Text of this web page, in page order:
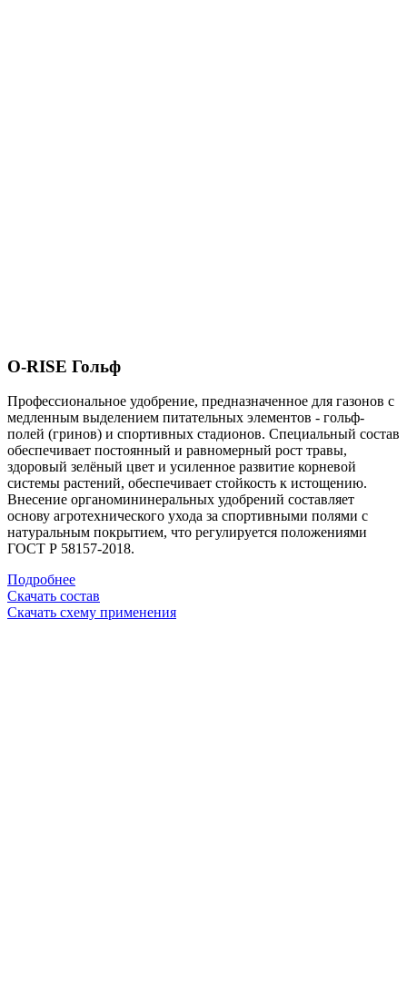
O-RISE Гольф
Профессиональное удобрение, предназначенное для газонов с
медленным выделением питательных элементов - гольф-
полей (гринов) и спортивных стадионов. Специальный состав
обеспечивает постоянный и равномерный рост травы,
здоровый зелёный цвет и усиленное развитие корневой
системы растений, обеспечивает стойкость к истощению.
Внесение органомининеральных удобрений составляет
основу агротехнического ухода за спортивными полями с
натуральным покрытием, что регулируется положениями
ГОСТ Р 58157-2018.
Подробнее
Скачать состав
Скачать схему применения